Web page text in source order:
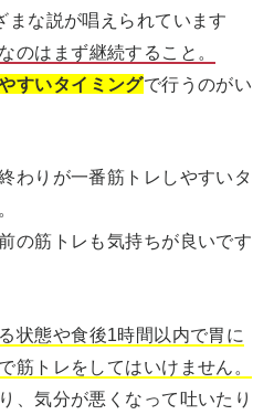
まな説が唱えられています
のはまず継続すること。
すいタイミングで行うのがい
わりが一番筋トレしやすいタ
の筋トレも気持ちが良いです
状態や食後1時間以内で胃に
筋トレをしてはいけません。
、気分が悪くなって吐いたり